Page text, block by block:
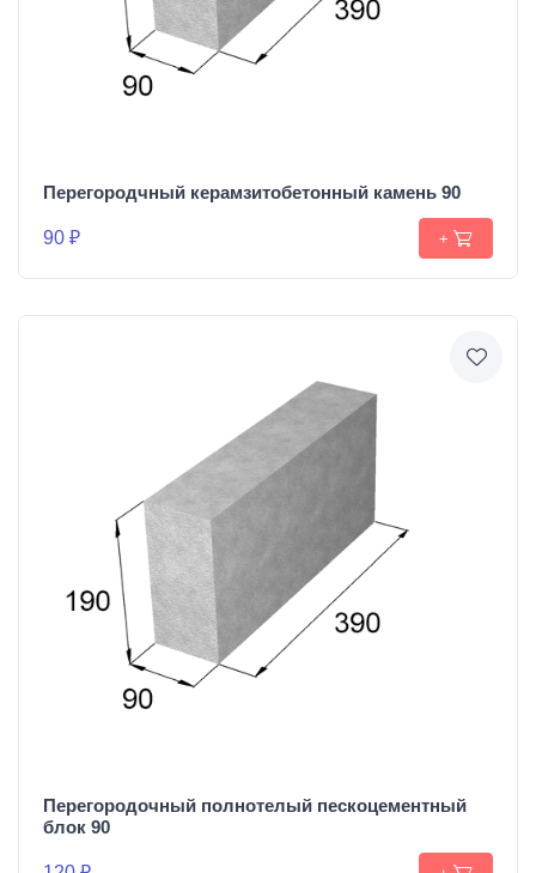
Перегородчный керамзитобетонный камень 90
90 ₽ +
Перегородочный полнотелый пескоцементный
блок 90